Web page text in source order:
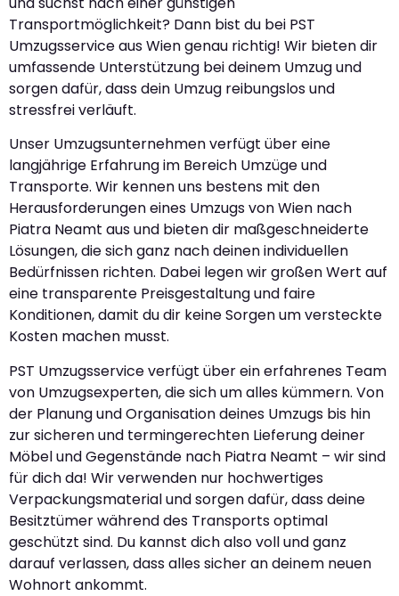
Transportmöglichkeit? Dann bist du bei PST
Umzugsservice aus Wien genau richtig! Wir bieten dir
umfassende Unterstützung bei deinem Umzug und
sorgen dafür, dass dein Umzug reibungslos und
stressfrei verläuft.
Unser Umzugsunternehmen verfügt über eine
langjährige Erfahrung im Bereich Umzüge und
Transporte. Wir kennen uns bestens mit den
Herausforderungen eines Umzugs von Wien nach
Piatra Neamt aus und bieten dir maßgeschneiderte
Lösungen, die sich ganz nach deinen individuellen
Bedürfnissen richten. Dabei legen wir großen Wert auf
eine transparente Preisgestaltung und faire
Konditionen, damit du dir keine Sorgen um versteckte
Kosten machen musst.
PST Umzugsservice verfügt über ein erfahrenes Team
von Umzugsexperten, die sich um alles kümmern. Von
der Planung und Organisation deines Umzugs bis hin
zur sicheren und termingerechten Lieferung deiner
Möbel und Gegenstände nach Piatra Neamt – wir sind
für dich da! Wir verwenden nur hochwertiges
Verpackungsmaterial und sorgen dafür, dass deine
Besitztümer während des Transports optimal
geschützt sind. Du kannst dich also voll und ganz
darauf verlassen, dass alles sicher an deinem neuen
Wohnort ankommt.